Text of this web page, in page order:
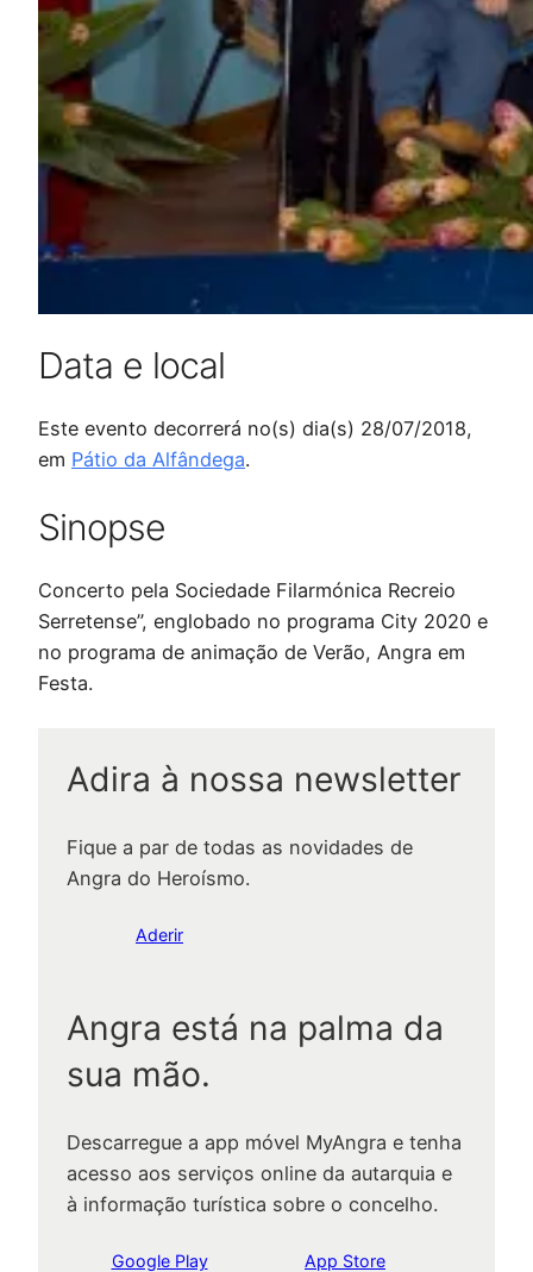
Data e local
Este evento decorrerá no(s) dia(s) 28/07/2018,
em Pátio da Alfândega.
Sinopse
Concerto pela Sociedade Filarmónica Recreio
Serretense”, englobado no programa City 2020 e
no programa de animação de Verão, Angra em
Festa.
Adira à nossa newsletter
Fique a par de todas as novidades de
Angra do Heroísmo.
Aderir
Angra está na palma da
sua mão.
Descarregue a app móvel MyAngra e tenha
acesso aos serviços online da autarquia e
à informação turística sobre o concelho.
Google Play App Store